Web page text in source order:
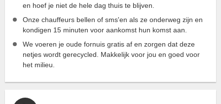
en hoef je niet de hele dag thuis te blijven.
Onze chauffeurs bellen of sms'en als ze onderweg zijn en
kondigen 15 minuten voor aankomst hun komst aan.
We voeren je oude fornuis gratis af en zorgen dat deze
netjes wordt gerecycled. Makkelijk voor jou en goed voor
het milieu.